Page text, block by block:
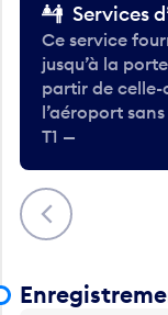
Précédent
Services
Ce service
jusqu’à la
partir de celle-
l’aéroport
T1 —